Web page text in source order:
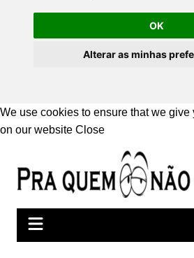
OK
Alterar as minhas
We use cookies to ensure that we
on our website Close